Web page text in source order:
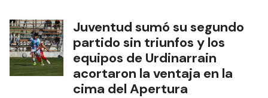
Juventud sumó su segundo
partido sin triunfos y los
equipos de Urdinarrain
acortaron la ventaja en la
cima del Apertura